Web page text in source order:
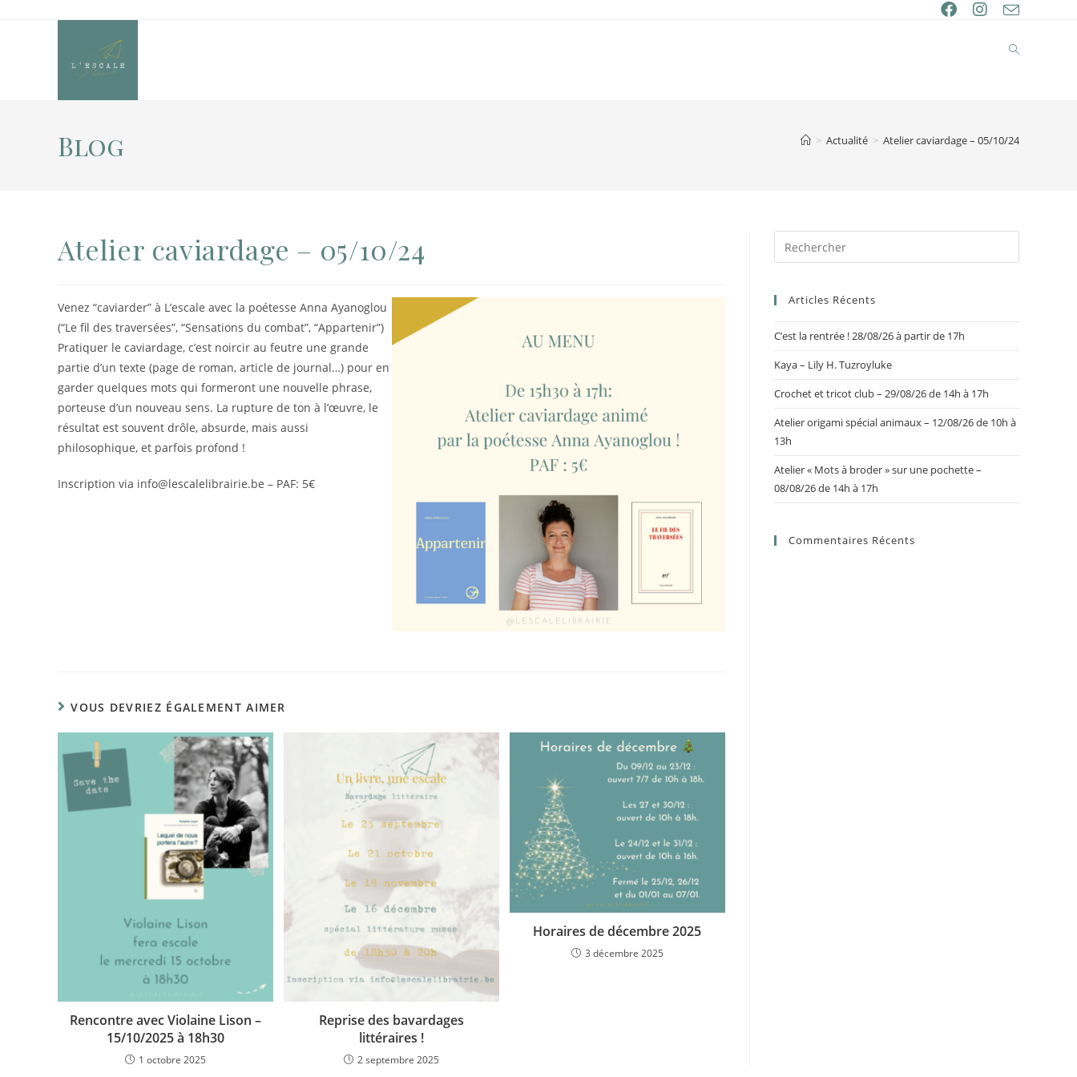
Blog > Actualité > Atelier caviardage – 05/10/24
Atelier caviardage – 05/10/24
Venez “caviarder” à L’escale avec la poétesse Anna Ayanoglou
(“Le fil des traversées”, “Sensations du combat”, “Appartenir”)
Pratiquer le caviardage, c’est noircir au feutre une grande
partie d’un texte (page de roman, article de journal…) pour en
garder quelques mots qui formeront une nouvelle phrase,
porteuse d’un nouveau sens. La rupture de ton à l’œuvre, le
résultat est souvent drôle, absurde, mais aussi
philosophique, et parfois profond !
Inscription via info@lescalelibrairie.be – PAF: 5€
VOUS DEVRIEZ ÉGALEMENT AIMER
Rencontre avec Violaine Lison –
15/10/2025 à 18h30
1 octobre 2025
Reprise des bavardages
littéraires !
2 septembre 2025
Horaires de décembre 2025
3 décembre 2025
Articles Récents
C’est la rentrée ! 28/08/26 à partir de 17h
Kaya – Lily H. Tuzroyluke
Crochet et tricot club – 29/08/26 de 14h à 17h
Atelier origami spécial animaux – 12/08/26 de 10h à
13h
Atelier « Mots à broder » sur une pochette –
08/08/26 de 14h à 17h
Commentaires Récents